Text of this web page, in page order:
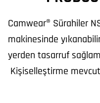
Camwear® Sürahiler
makinesinde
yerden tasarruf
Kişiselleştirme